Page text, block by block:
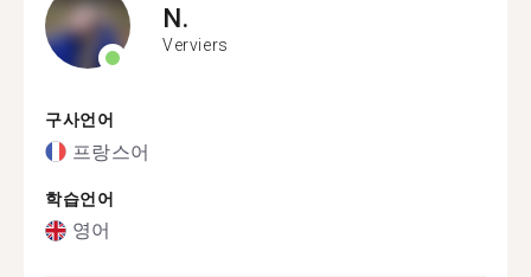
N.
Verviers
구사언어
프랑스어
학습언어
영어